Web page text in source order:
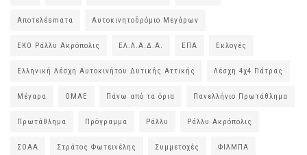
Αποτελέsmατα Αυτοκινητοδρόμιο Μεγάρων
ΕΚΟ Ράλλυ Ακρόπολις ΕΛ.Λ.Α.Δ.Α. ΕΠΑ Εκλογές
Ελληνική Λέσχη Αυτοκινήτου Δυτικής Αττικής Λέσχη 4χ4 Πάτρας
Μέγαρα ΟΜΑΕ Πάνω από τα όρια Πανελλήνιο Πρωτάθλημα
Πρωτάθλημα Πρόγραμμα Ράλλυ Ράλλυ Ακρόπολις
ΣΟΑΑ Στράτος Φωτεινέλης Συμμετοχές ΦΙΛΜΠΑ